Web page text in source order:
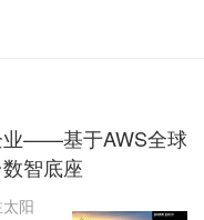
业——基于AWS全球
智底座
阳